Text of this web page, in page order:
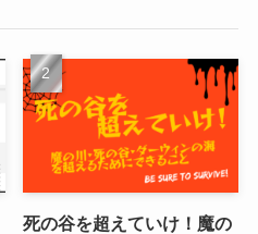
死の谷を超えていけ！魔の